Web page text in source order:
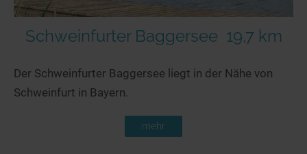
Schweinfurter Baggersee 19,7 km
Der Schweinfurter Baggersee liegt in der Nähe von
Schweinfurt in Bayern.
mehr